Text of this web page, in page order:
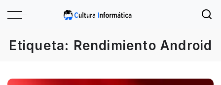
Etiqueta: Rendimiento Android